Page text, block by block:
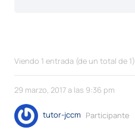
Viendo 1 entrada (de un total de 1)
29 marzo, 2017 a las 9:36 pm
tutor-jccm Participante